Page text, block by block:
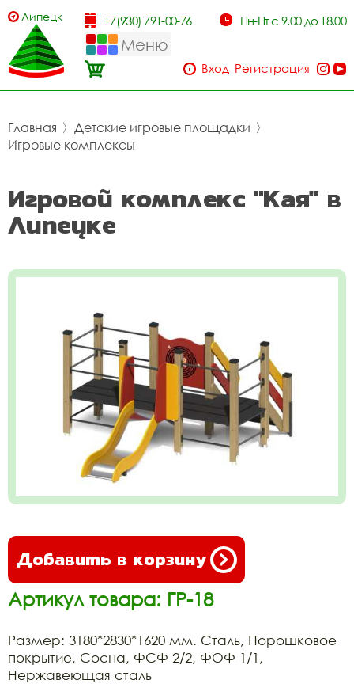
Липецк +7(930) 791-00-76 Пн-Пт с 9.00 до 18.00
Меню
Вход Регистрация
Главная 〉 Детские игровые площадки 〉
Игровые комплексы
Игровой комплекс "Кая" в
Липецке
Добавить в корзину
Артикул товара: ГР-18
Размер: 3180*2830*1620 мм. Сталь, Порошковое
покрытие, Сосна, ФСФ 2/2, ФОФ 1/1,
Нержавеющая сталь